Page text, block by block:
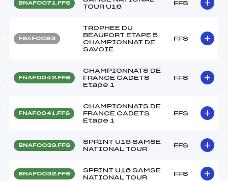
BNAF0071.FFS
TOUR U16
FFS
FSAF0083
TROPHEE DU
BEAUFORT ETAPE 5
CHAMPIONNAT DE
SAVOIE
FFS
FNAF0042.FFS
CHAMPIONNATS DE
FRANCE CADETS
Etape 1
FFS
FNAF0041.FFS
CHAMPIONNATS DE
FRANCE CADETS
Etape 1
FFS
BNAF0033.FFS
SPRINT U16 SAMSE
NATIONAL TOUR
FFS
BNAF0032.FFS
SPRINT U16 SAMSE
NATIONAL TOUR
FFS